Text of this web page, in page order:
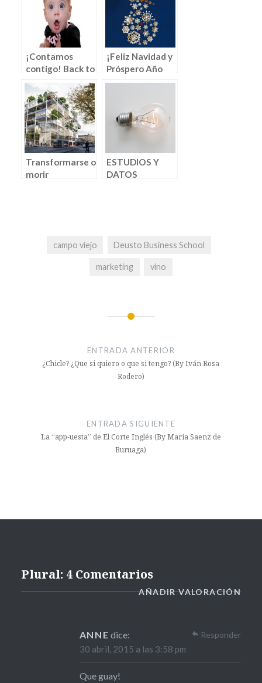
¡Contamos
contigo! Back to
the basics!
¡Feliz Navidad y
Próspero Año
Nuevo! (por
Transformarse o
morir
ESTUDIOS Y
DATOS
campo viejo Deusto Business School
marketing vino
ENTRADA ANTERIOR
¿Chicle? ¿Que si quiero o que si tengo? (By Iván Rosa
Rodero)
ENTRADA SIGUIENTE
La “app-uesta” de El Corte Inglés (By María Saenz de
Buruaga)
Plural: 4 Comentarios
AÑADIR VALORACIÓN
ANNE dice:
30 abril, 2015 a las 3:58 pm
Que guay!
Responder